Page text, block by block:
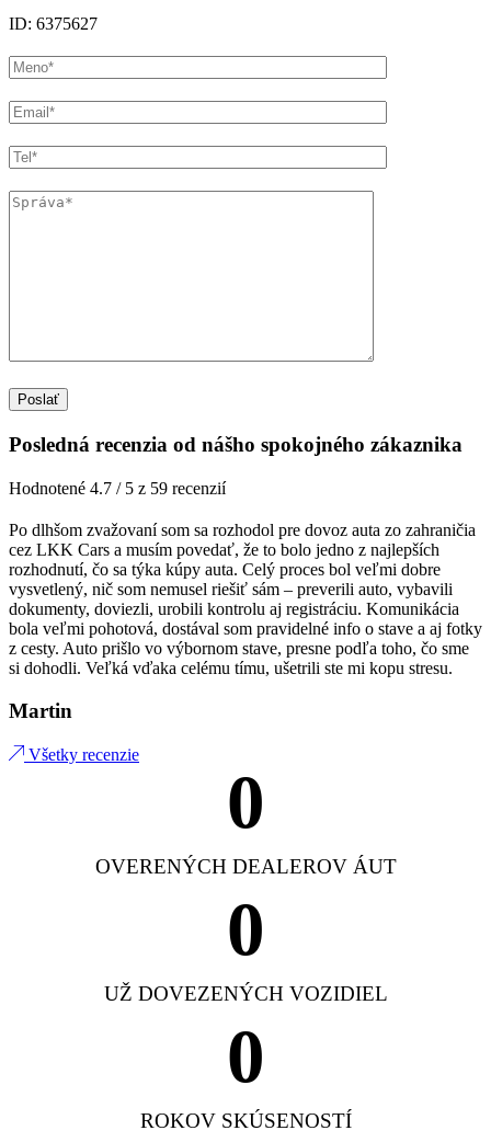
ID: 6375627
Posledná recenzia od nášho spokojného zákaznika
Hodnotené 4.7 / 5 z 59 recenzií
Po dlhšom zvažovaní som sa rozhodol pre dovoz auta zo zahraničia
cez LKK Cars a musím povedať, že to bolo jedno z najlepších
rozhodnutí, čo sa týka kúpy auta. Celý proces bol veľmi dobre
vysvetlený, nič som nemusel riešiť sám – preverili auto, vybavili
dokumenty, doviezli, urobili kontrolu aj registráciu. Komunikácia
bola veľmi pohotová, dostával som pravidelné info o stave a aj fotky
z cesty. Auto prišlo vo výbornom stave, presne podľa toho, čo sme
si dohodli. Veľká vďaka celému tímu, ušetrili ste mi kopu stresu.
Martin
Všetky recenzie
OVERENÝCH DEALEROV ÁUT
0
UŽ DOVEZENÝCH VOZIDIEL
0
ROKOV SKÚSENOSTÍ
0